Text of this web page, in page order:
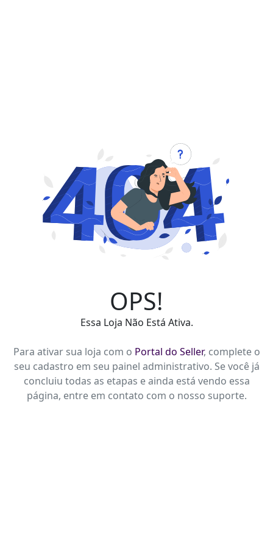
OPS!
Essa Loja Não Está Ativa.
Para ativar sua loja com o Portal do Seller, complete o
seu cadastro em seu painel administrativo. Se você já
concluiu todas as etapas e ainda está vendo essa
página, entre em contato com o nosso suporte.